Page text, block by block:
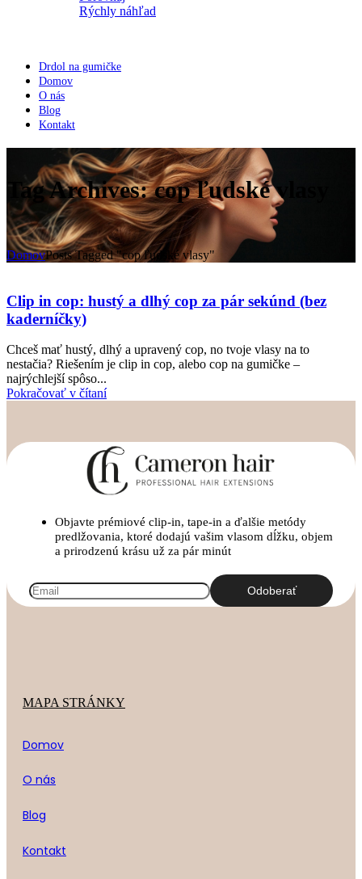
Rýchly náhľad
Drdol na gumičke
Domov
O nás
Blog
Kontakt
Tag Archives: cop ľudské vlasy
DomovPosts Tagged "cop ľudské vlasy"
Clip in cop: hustý a dlhý cop za pár sekúnd (bez
kaderníčky)
Chceš mať hustý, dlhý a upravený cop, no tvoje vlasy na to
nestačia? Riešením je clip in cop, alebo cop na gumičke –
najrýchlejší spôso...
Pokračovať v čítaní
Objavte prémiové clip-in, tape-in a ďalšie metódy
predlžovania, ktoré dodajú vašim vlasom dĺžku, objem
a prirodzenú krásu už za pár minút
MAPA STRÁNKY
Domov
O nás
Blog
Kontakt